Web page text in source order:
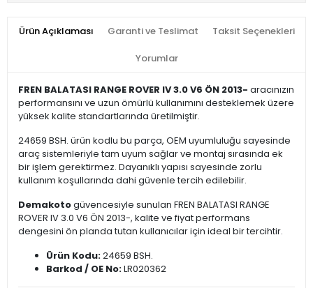
Ürün Açıklaması Garanti ve Teslimat Taksit Seçenekleri
Yorumlar
FREN BALATASI RANGE ROVER IV 3.0 V6 ÖN 2013- aracınızın
performansını ve uzun ömürlü kullanımını desteklemek üzere
yüksek kalite standartlarında üretilmiştir.
24659 BSH. ürün kodlu bu parça, OEM uyumluluğu sayesinde
araç sistemleriyle tam uyum sağlar ve montaj sırasında ek
bir işlem gerektirmez. Dayanıklı yapısı sayesinde zorlu
kullanım koşullarında dahi güvenle tercih edilebilir.
Demakotogüvencesiyle sunulan FREN BALATASI RANGE
ROVER IV 3.0 V6 ÖN 2013-, kalite ve fiyat performans
dengesini ön planda tutan kullanıcılar için ideal bir tercihtir.
Ürün Kodu:24659 BSH.
Barkod / OE No:LR020362